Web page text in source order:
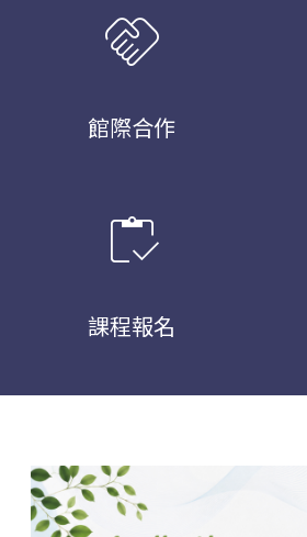
handshake
館際合作
inventory
課程報名